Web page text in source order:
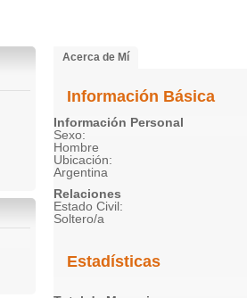
Acerca de Mí
Información Básica
Información Personal
Sexo:
Hombre
Ubicación:
Argentina
Relaciones
Estado Civil:
Soltero/a
Estadísticas